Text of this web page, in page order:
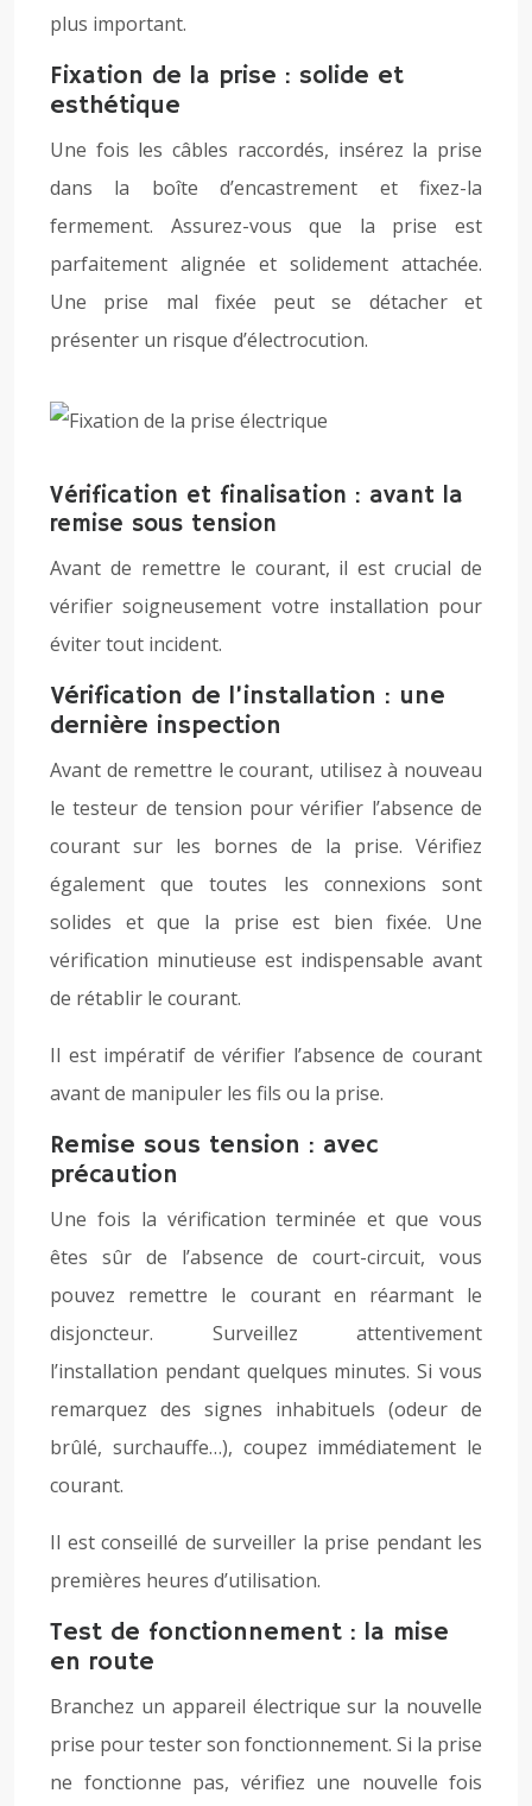
plus important.
Fixation de la prise : solide et
esthétique
Une fois les câbles raccordés, insérez la prise
dans la boîte d’encastrement et fixez-la
fermement. Assurez-vous que la prise est
parfaitement alignée et solidement attachée.
Une prise mal fixée peut se détacher et
présenter un risque d’électrocution.
Vérification et finalisation : avant la
remise sous tension
Avant de remettre le courant, il est crucial de
vérifier soigneusement votre installation pour
éviter tout incident.
Vérification de l’installation : une
dernière inspection
Avant de remettre le courant, utilisez à nouveau
le testeur de tension pour vérifier l’absence de
courant sur les bornes de la prise. Vérifiez
également que toutes les connexions sont
solides et que la prise est bien fixée. Une
vérification minutieuse est indispensable avant
de rétablir le courant.
Il est impératif de vérifier l’absence de courant
avant de manipuler les fils ou la prise.
Remise sous tension : avec
précaution
Une fois la vérification terminée et que vous
êtes sûr de l’absence de court-circuit, vous
pouvez remettre le courant en réarmant le
disjoncteur. Surveillez attentivement
l’installation pendant quelques minutes. Si vous
remarquez des signes inhabituels (odeur de
brûlé, surchauffe…), coupez immédiatement le
courant.
Il est conseillé de surveiller la prise pendant les
premières heures d’utilisation.
Test de fonctionnement : la mise
en route
Branchez un appareil électrique sur la nouvelle
prise pour tester son fonctionnement. Si la prise
ne fonctionne pas, vérifiez une nouvelle fois